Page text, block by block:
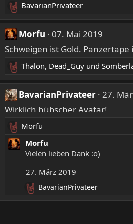
R
e
a
k
t
o
n
e
n
BavarianPrivateer
Morfu
07. Mai 2019
Schweigen ist Gold. Panzertape
R
e
a
k
t
o
n
Thalon, Dead_Guy und
BavarianPrivateer 27.
Wirklich hübscher Avatar!
R
e
a
n
Morfu
Morfu
Vielen lieben Dank :o)
27. März 2019
R
e
BavarianPrivateer